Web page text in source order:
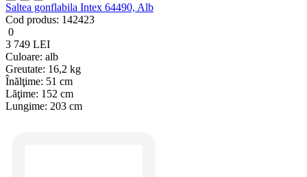
Saltea gonflabila Intex 64490, Alb
Cod produs: 142423
0
3 749 LEI
Culoare: alb
Greutate: 16,2 kg
Înălţime: 51 cm
Lăţime: 152 cm
Lungime: 203 cm